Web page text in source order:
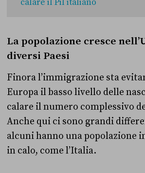
calare il Pil italiano
La popolazione cresce
diversi Paesi
Finora l’immigrazione sta
Europa il basso livello delle
calare il numero complessivo
Anche qui ci sono grandi
alcuni hanno una popolazione
in calo, come l’Italia.